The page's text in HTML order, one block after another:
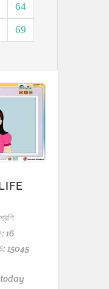
64
69
16
15045